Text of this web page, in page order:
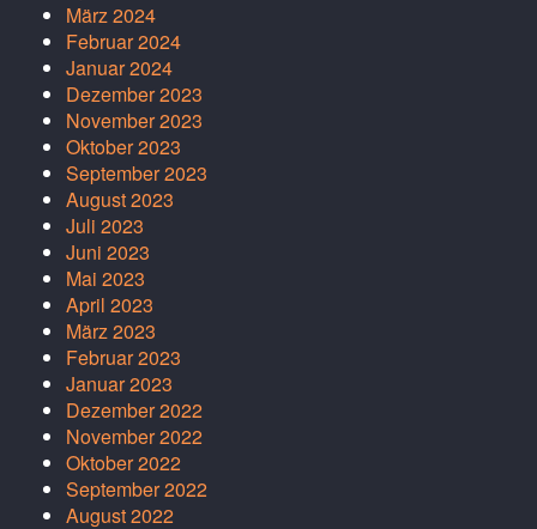
März 2024
Februar 2024
Januar 2024
Dezember 2023
November 2023
Oktober 2023
September 2023
August 2023
Juli 2023
Juni 2023
Mai 2023
April 2023
März 2023
Februar 2023
Januar 2023
Dezember 2022
November 2022
Oktober 2022
September 2022
August 2022